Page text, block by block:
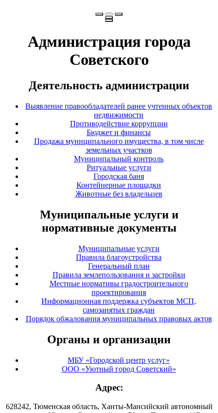
Администрация города
Советского
Деятельность администрации
Выявление правообладателей ранее учтенных объектов
недвижимости
Противодействие коррупции
Бюджет и финансы
Продажа муниципального имущества, в том числе
земельных участков
Муниципальный контроль
Ритуальные услуги
Городская баня
Контейнерные площадки
Животные без владельцев
Муниципальные услуги и
нормативные документы
Муниципальные услуги
Правила благоустройства
Генеральный план
Правила землепользования и застройки
Местные нормативы градостроительного
проектирования
Информационная поддержка субъектов МСП,
самозанятых граждан
Порядок обжалования муниципальных правовых актов
Органы и организации
МБУ «Городской центр услуг»
ООО «Уютный город Советский»
Адрес:
628242, Тюменская область, Ханты-Мансийский автономный